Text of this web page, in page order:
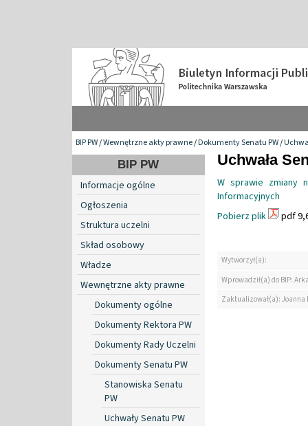
BIP PW/Wewnętrzne akty prawne/Dokumenty Senatu PW/
BIP PW
Informacje ogólne
Ogłoszenia
Struktura uczelni
Skład osobowy
Władze
Wewnętrzne akty prawne
Dokumenty ogólne
Dokumenty Rektora PW
Dokumenty Rady Uczelni
Dokumenty Senatu PW
Stanowiska Senatu
PW
Uchwały Senatu PW
Uchwała
W sprawie zmiany
Informacyjnych
Pobierz plik
pdf
Wytworzył(a):
Wprowadził(a) do BIP:
Zaktualizował(a):